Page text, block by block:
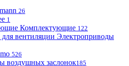
26
1
Комплектующие 122
Электроприводы
526
воздушных заслонок185